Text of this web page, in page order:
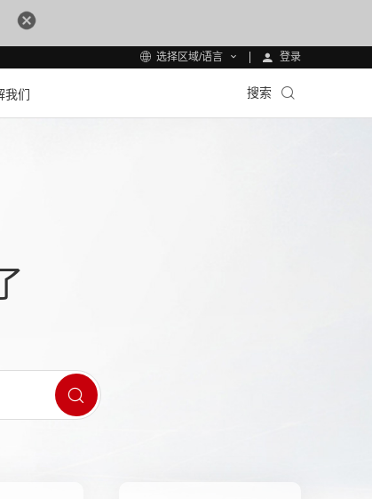
选择区域/语言 登录
我们 搜索